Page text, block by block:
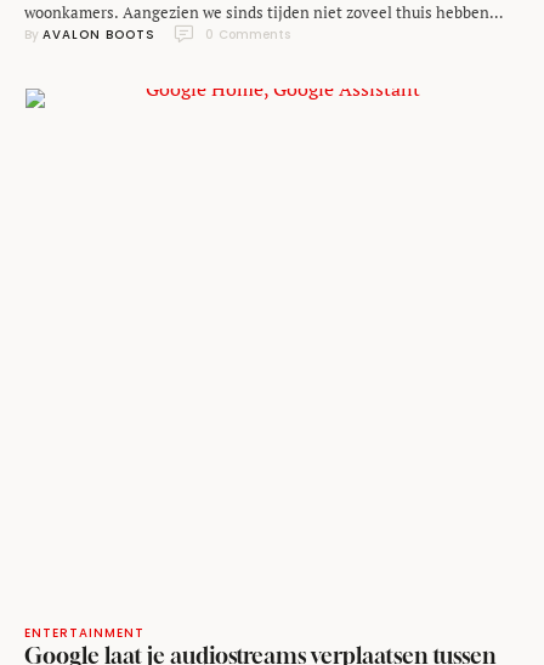
woonkamers. Aangezien we sinds tijden niet zoveel thuis hebben
gezeten - en velen nog altijd thuiswerken - blijkt wel dat het
alleen wat betreft de looks, maar ook zeker qua slimme apparaten. En
dan …
By AVALON BOOTS 0 Comments
ENTERTAINMENT
Google laat je audiostreams verplaatsen tussen